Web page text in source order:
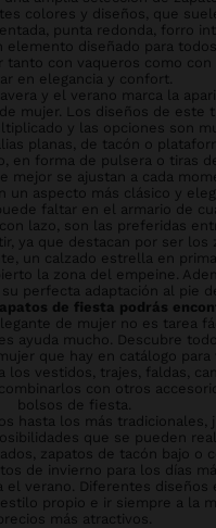
colores y diseños, que
punta redonda, forro
elemento diseñado para
tanto con vaqueros como con
en elegancia y confort.
y el verano marca la
mujer. Los diseños de este
y las opciones son
planas, de tacón o
en forma de pulsera o tiras
mejor se ajustan a cada
un aspecto más clásico y
faltar en el armario de
lazo, son las preferidas
ya que destacan por ser los
un calzado estrella en
la zona del empeine.
perfecta adaptación al pie
de fiesta podrás
de mujer no es tarea
ayuda mucho. Descubre
que hay en catálogo para
los vestidos, trajes, faldas,
con otros
bolsos de fiesta.
hasta los más tradicionales,
que se pueden
zapatos de tacón bajo o
de invierno para los días
el verano. Diferentes diseños
propio e ir siempre a la
precios más atractivos.